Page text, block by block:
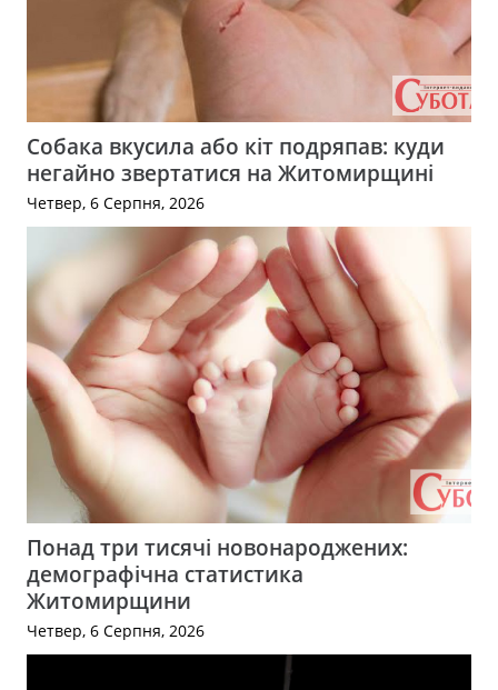
Собака вкусила або кіт подряпав: куди
негайно звертатися на Житомирщині
Четвер, 6 Серпня, 2026
Понад три тисячі новонароджених:
демографічна статистика
Житомирщини
Четвер, 6 Серпня, 2026